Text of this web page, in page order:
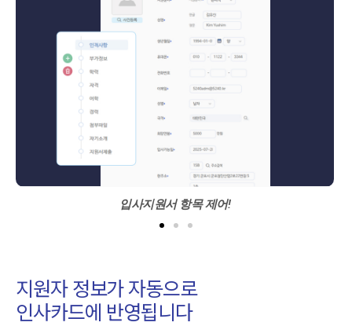
입사지원서 항목 제어!
지원자 정보가 자동으로
인사카드에 반영됩니다